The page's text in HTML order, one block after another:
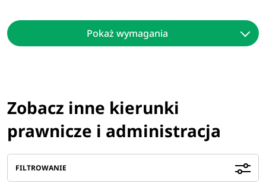
Pokaż wymagania
Zobacz inne kierunki
prawnicze i administracja
FILTROWANIE